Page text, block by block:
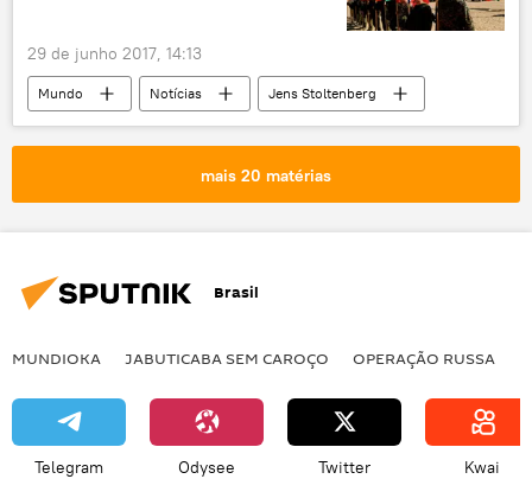
29 de junho 2017, 14:13
Mundo Notícias
Jens Stoltenberg
OTAN
gastos militares Defesa
mais 20 matérias
Brasil
MUNDIOKA JABUTICABA SEM CAROÇO OPERAÇÃO RUSSA
Telegram Odysee Twitter Kwai